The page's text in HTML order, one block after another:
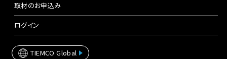
取材のお申込み
ログイン
TIEMCO Global